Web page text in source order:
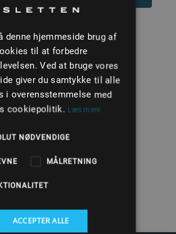
denne hjemmeside brug af
til at forbedre
Ved at bruge vores
giver du samtykke til alle
i overensstemmelse med
cookiepolitik. Læs mere
NØDVENDIGE
MÅLRETNING
ACCEPTER ALLE